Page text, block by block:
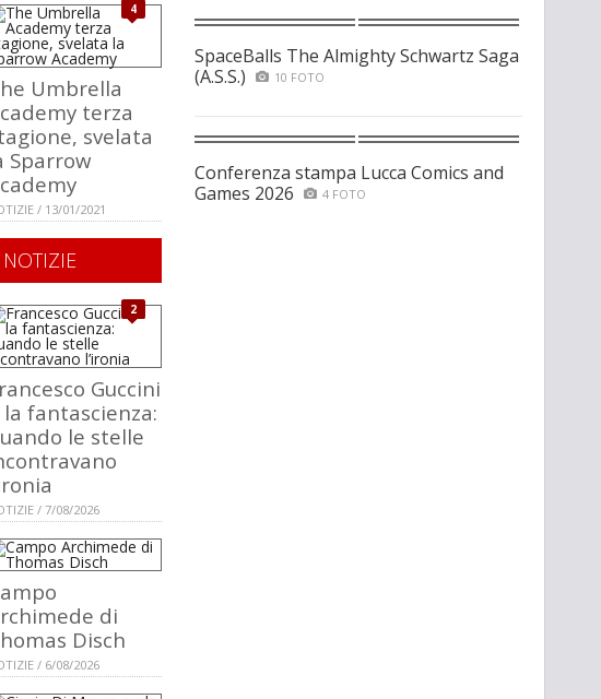
4
Umbrella
terza
svelata
Sparrow
/ 13/01/2021
NOTIZIE
2
Guccini
la fantascienza:
le stelle
/ 7/08/2026
di
Disch
/ 6/08/2026
SpaceBalls The Almighty Schwartz Saga
(A.S.S.)
10 FOTO
Conferenza stampa Lucca Comics and
Games 2026
4 FOTO